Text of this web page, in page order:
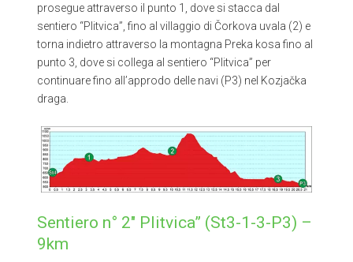
prosegue attraverso il punto 1, dove si stacca dal
sentiero “Plitvica”, fino al villaggio di Čorkova uvala (2) e
torna indietro attraverso la montagna Preka kosa fino al
punto 3, dove si collega al sentiero “Plitvica” per
continuare fino all’approdo delle navi (P3) nel Kozjačka
draga.
Sentiero n° 2″ Plitvica” (St3-1-3-P3) –
9km